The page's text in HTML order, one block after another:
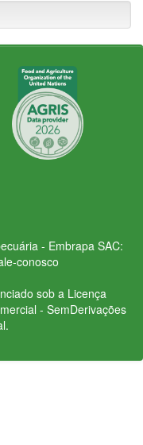
- Embrapa SAC:
conosco
sob a Licença
- SemDerivações